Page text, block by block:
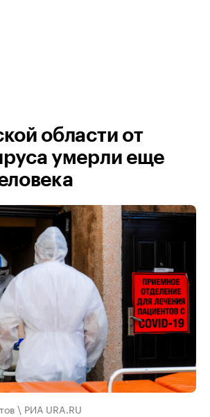
области от
умерли еще
\ РИА URA.RU